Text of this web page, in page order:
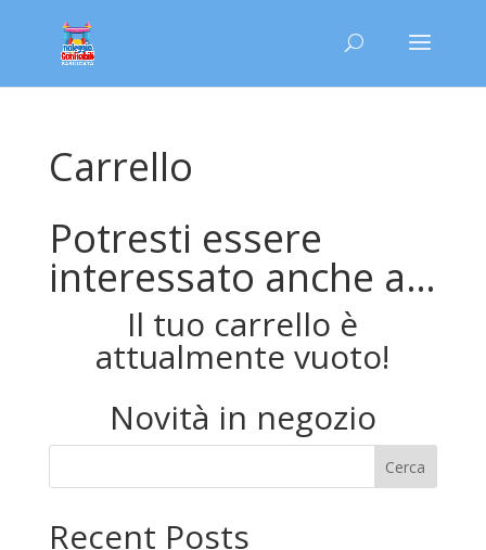
Carrello
Potresti essere
interessato anche a…
Il tuo carrello è
attualmente vuoto!
Novità in negozio
Cerca
Recent Posts